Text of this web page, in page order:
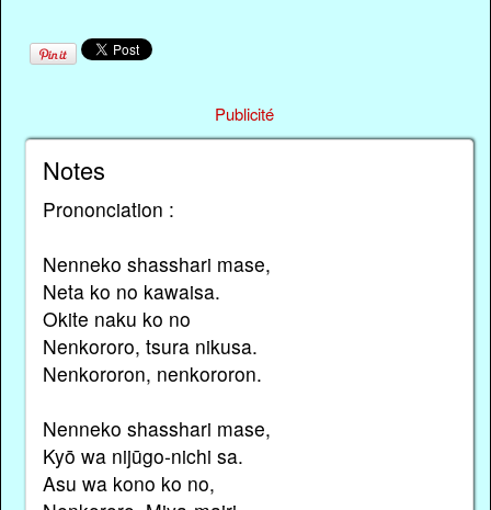
Publicité
Notes
Prononciation :
Nenneko shasshari mase,
Neta ko no kawaisa.
Okite naku ko no
Nenkororo, tsura nikusa.
Nenkororon, nenkororon.
Nenneko shasshari mase,
Kyō wa nijūgo-nichi sa.
Asu wa kono ko no,